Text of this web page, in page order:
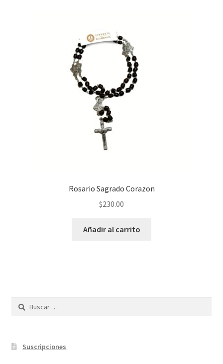
Rosario Sagrado Corazon
$230.00
Añadir al carrito
Buscar:
Suscripciones